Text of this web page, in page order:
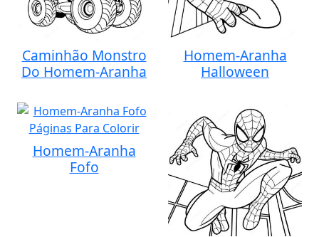
Caminhão Monstro
Do Homem-Aranha
Homem-Aranha
Halloween
Homem-Aranha
Fofo